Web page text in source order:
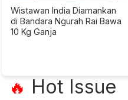
Wistawan India Diamankan
di Bandara Ngurah Rai Bawa
10 Kg Ganja
🔥 Hot Issue